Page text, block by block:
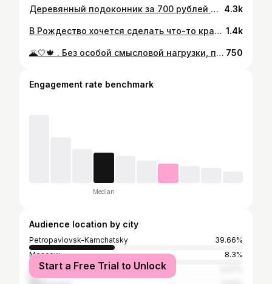
Деревянный подоконник за 700 рублей 👌🏻😌 . Видела такие «накладки» в интернете, но они почему-то были без уголка и смотрелись со стороны очень странно. Реализовала идею по своему и так он смотрится действительно цельной конструкцией 🔥 . В общем при стандартном подоконнике шириной 1,5 метра и глубиной 30 см. вам понадобятся: ✅ жидкие гвозди для дерева (можно конечно и на термористолет, но я за использование всего по назначению) ✅ 6 реек шириной 3 см. и длинной 3 метра (можно любого размера, но с такой шириной мне было проще их целыми вписать в глубину подоконника) ✅ 1 уголок со стороной 6 см. они тоже по три метра и одного хватит на два подоконника (меньше 6 см. не берите, а то он не перекроет бортик подоконника) . . . #handmade #камчатка #Seledka_house #kamchatka #переделкамебели #петропавловсккамчатский #подоконник #made_in_rybka #шлифмашинка #лобзик 4.3k
В Рождество хочется сделать что-то красивое всей семьей ✨ . Устроили апгрейд моей старой идеи с отпечатками, так конечно выглядит более стильно. Правда рука у Тимофея уже мою догоняет 😅👌🏻 . Из материалов: ☑️ рамка со стеклом (главное что бы крепеж для стены был на самой раме, а не на подложке) ☑️ акриловые краски (быстро сохнут и легко убираются со стёкла при необходимости) ☑️ фантазия (на стекле можно любые надписи сделать, главное не забыть отзеркалить изображение). . 💡Стекло держится как и обычно подложка, нужно лишь немного укоротить железки-держатели, что бы их не было видно. . . . #handmade #камчатка #Seledka_house #kamchatka #рождество #декордома #петропавловсккамчатский #декор #made_in_rybka 1.4k
🌋🤍🍁 . Без особой смысловой нагрузки, просто давно не было фото вдвоем. . Никита каждую свободную минуту мчит на стройку, контролирует все нюансы и видимо скоро сможет сменить профессию на прораба 😌😅 . . . #мужижена #семья #вдвоем #камчатка #безфильтров #навысоте #горы #снег #восхождение #вулкан #осень #kamchatka #fareast_russia #петропавловсккамчатский 750
Engagement rate benchmark
Median
Audience location by city
Petropavlovsk-Kamchatsky
39.66%
Moscow
8.3%
Saint Petersburg
Start a Free Trial to Unlock